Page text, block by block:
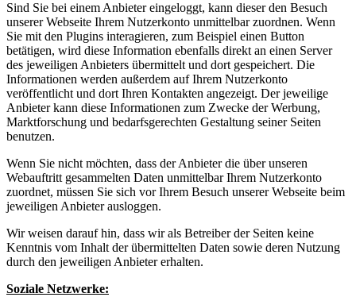
Sind Sie bei einem Anbieter eingeloggt, kann dieser den Besuch
unserer Webseite Ihrem Nutzerkonto unmittelbar zuordnen. Wenn
Sie mit den Plugins interagieren, zum Beispiel einen Button
betätigen, wird diese Information ebenfalls direkt an einen Server
des jeweiligen Anbieters übermittelt und dort gespeichert. Die
Informationen werden außerdem auf Ihrem Nutzerkonto
veröffentlicht und dort Ihren Kontakten angezeigt. Der jeweilige
Anbieter kann diese Informationen zum Zwecke der Werbung,
Marktforschung und bedarfsgerechten Gestaltung seiner Seiten
benutzen.
Wenn Sie nicht möchten, dass der Anbieter die über unseren
Webauftritt gesammelten Daten unmittelbar Ihrem Nutzerkonto
zuordnet, müssen Sie sich vor Ihrem Besuch unserer Webseite beim
jeweiligen Anbieter ausloggen.
Wir weisen darauf hin, dass wir als Betreiber der Seiten keine
Kenntnis vom Inhalt der übermittelten Daten sowie deren Nutzung
durch den jeweiligen Anbieter erhalten.
Soziale Netzwerke: